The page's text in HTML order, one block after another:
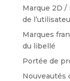
Marque 2D /
de
Marques
du libellé
Portée de
Nouveautés